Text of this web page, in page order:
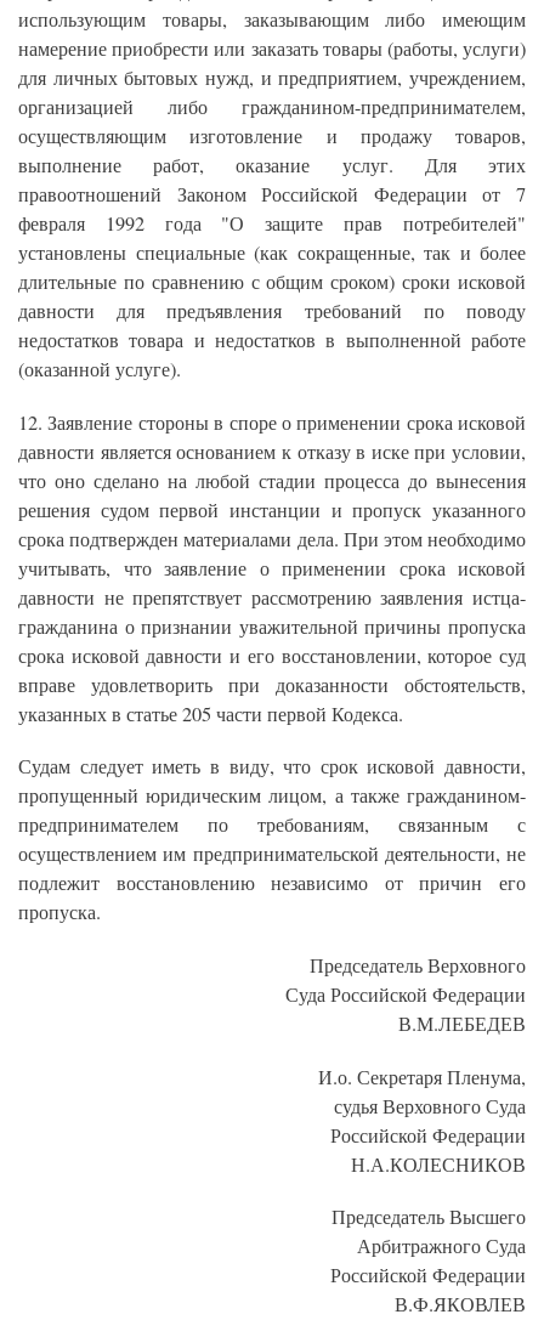
использующим товары, заказывающим либо имеющим
намерение приобрести или заказать товары (работы, услуги)
для личных бытовых нужд, и предприятием, учреждением,
организацией либо гражданином-предпринимателем,
осуществляющим изготовление и продажу товаров,
выполнение работ, оказание услуг. Для этих
правоотношений Законом Российской Федерации от 7
февраля 1992 года "О защите прав потребителей"
установлены специальные (как сокращенные, так и более
длительные по сравнению с общим сроком) сроки исковой
давности для предъявления требований по поводу
недостатков товара и недостатков в выполненной работе
(оказанной услуге).
12. Заявление стороны в споре о применении срока исковой
давности является основанием к отказу в иске при условии,
что оно сделано на любой стадии процесса до вынесения
решения судом первой инстанции и пропуск указанного
срока подтвержден материалами дела. При этом необходимо
учитывать, что заявление о применении срока исковой
давности не препятствует рассмотрению заявления истца-
гражданина о признании уважительной причины пропуска
срока исковой давности и его восстановлении, которое суд
вправе удовлетворить при доказанности обстоятельств,
указанных в статье 205 части первой Кодекса.
Судам следует иметь в виду, что срок исковой давности,
пропущенный юридическим лицом, а также гражданином-
предпринимателем по требованиям, связанным с
осуществлением им предпринимательской деятельности, не
подлежит восстановлению независимо от причин его
пропуска.
Председатель Верховного
Суда Российской Федерации
В.М.ЛЕБЕДЕВ
И.о. Секретаря Пленума,
судья Верховного Суда
Российской Федерации
Н.А.КОЛЕСНИКОВ
Председатель Высшего
Арбитражного Суда
Российской Федерации
В.Ф.ЯКОВЛЕВ